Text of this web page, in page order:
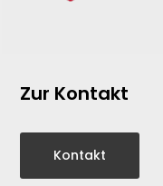
Zur Kontakt
Kontakt